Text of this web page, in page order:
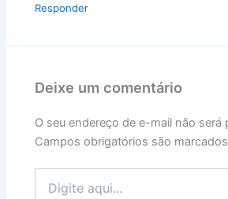
Responder
Deixe um comentário
O seu endereço de e-mail não será
Campos obrigatórios são
aqui...